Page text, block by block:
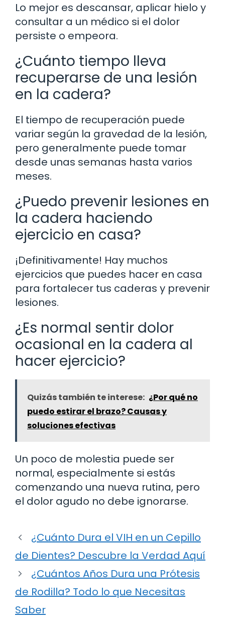
Lo mejor es descansar, aplicar hielo y
consultar a un médico si el dolor
persiste o empeora.
¿Cuánto tiempo lleva
recuperarse de una lesión
en la cadera?
El tiempo de recuperación puede
variar según la gravedad de la lesión,
pero generalmente puede tomar
desde unas semanas hasta varios
meses.
¿Puedo prevenir lesiones en
la cadera haciendo
ejercicio en casa?
¡Definitivamente! Hay muchos
ejercicios que puedes hacer en casa
para fortalecer tus caderas y prevenir
lesiones.
¿Es normal sentir dolor
ocasional en la cadera al
hacer ejercicio?
Quizás también te interese: ¿Por qué no
puedo estirar el brazo? Causas y
soluciones efectivas
Un poco de molestia puede ser
normal, especialmente si estás
comenzando una nueva rutina, pero
el dolor agudo no debe ignorarse.
¿Cuánto Dura el VIH en un Cepillo
de Dientes? Descubre la Verdad Aquí
¿Cuántos Años Dura una Prótesis
de Rodilla? Todo lo que Necesitas
Saber